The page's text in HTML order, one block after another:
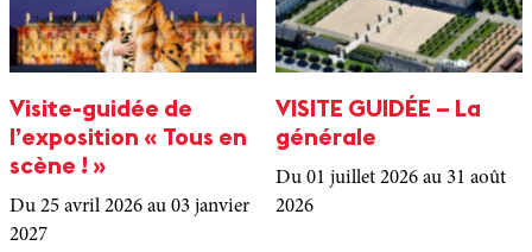
Visite-guidée de
l’exposition « Tous en
scène ! »
Du 25 avril 2026 au 03 janvier
2027
VISITE GUIDÉE – La
générale
Du 01 juillet 2026 au 31 août
2026